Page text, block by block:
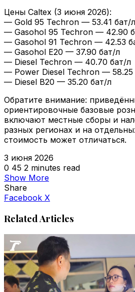
Цены Caltex (3 июня 2026):
— Gold 95 Techron — 53.41 бат/л
— Gasohol 95 Techron — 42.90
— Gasohol 91 Techron — 42.53
— Gasohol E20 — 37.90 бат/л
— Diesel Techron — 40.70 бат/л
— Power Diesel Techron — 58.25
— Diesel B20 — 35.20 бат/л
Обратите внимание:
ориентировочные базовые
включают местные сборы и
разных регионах и на
стоимость может отличаться.
3 июня 2026
0 45 2 minutes read
Show More
Share
Facebook X
Related Articles